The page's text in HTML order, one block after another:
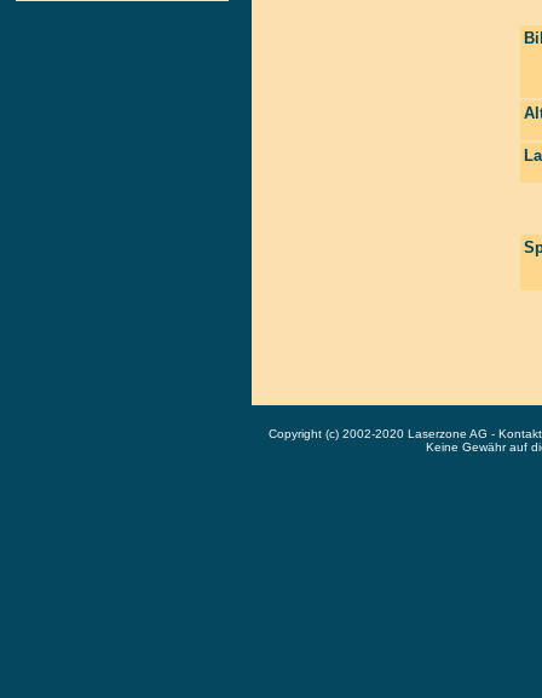
Copyright (c) 2002-2020 Laserzone AG -
Keine Gewähr auf